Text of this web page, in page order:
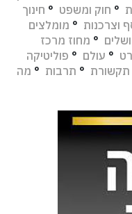
° חוק ומשפט ° חינוך
וצרכנות ° מומלצים
° מחוז מרכז
° עולם ° פוליטיקה
תקשורת ° תרבות ° מה